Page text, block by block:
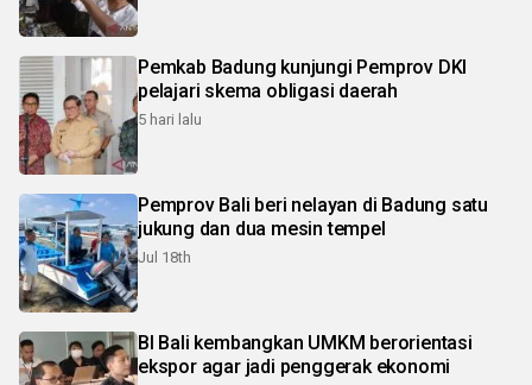
Pemkab Badung kunjungi Pemprov DKI
pelajari skema obligasi daerah
5 hari lalu
Pemprov Bali beri nelayan di Badung satu
jukung dan dua mesin tempel
Jul 18th
BI Bali kembangkan UMKM berorientasi
ekspor agar jadi penggerak ekonomi